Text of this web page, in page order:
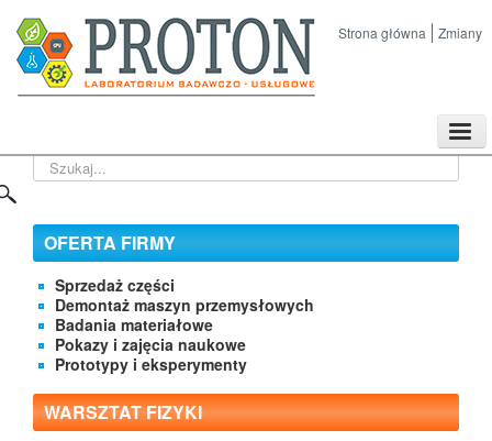
Strona główna Zmiany
Kontakt
Szukaj...
OFERTA FIRMY
Sprzedaż części
Demontaż maszyn przemysłowych
Badania materiałowe
Pokazy i zajęcia naukowe
Prototypy i eksperymenty
WARSZTAT FIZYKI